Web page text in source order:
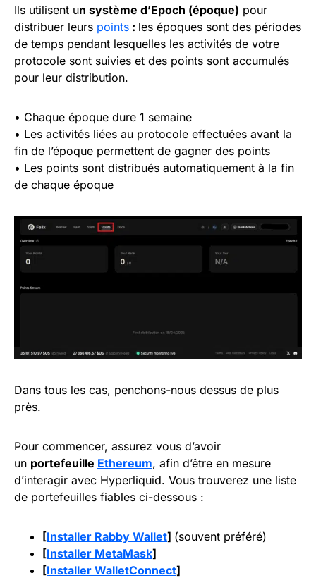
Ils utilisent un système d’Epoch (époque) pour
distribuer leurs points : les époques sont des périodes
de temps pendant lesquelles les activités de votre
protocole sont suivies et des points sont accumulés
pour leur distribution.
• Chaque époque dure 1 semaine
• Les activités liées au protocole effectuées avant la
fin de l’époque permettent de gagner des points
• Les points sont distribués automatiquement à la fin
de chaque époque
Dans tous les cas, penchons-nous dessus de plus
près.
Pour commencer, assurez vous d’avoir
un portefeuille Ethereum, afin d’être en mesure
d’interagir avec Hyperliquid. Vous trouverez une liste
de portefeuilles fiables ci-dessous :
[Installer Rabby Wallet] (souvent préféré)
[Installer MetaMask]
[Installer WalletConnect]